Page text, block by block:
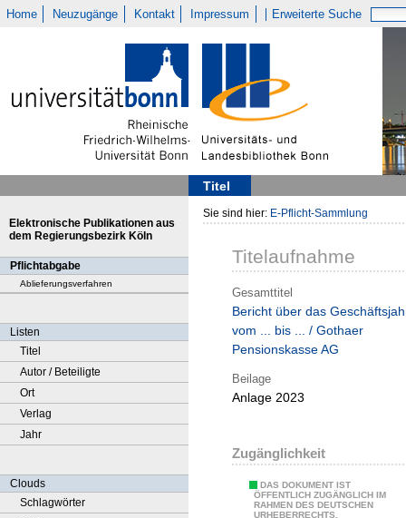
Home Neuzugänge Kontakt Impressum Erweiterte Suche
Titel
Elektronische Publikationen aus
dem Regierungsbezirk Köln
Pflichtabgabe
Ablieferungsverfahren
Listen
Titel
Autor / Beteiligte
Ort
Verlag
Jahr
Clouds
Schlagwörter
Sie sind hier: E-Pflicht-Sammlung
Titelaufnahme
Gesamttitel
Bericht über das
vom ... bis ... / Gothaer
Pensionskasse AG
Beilage
Anlage 2023
Zugänglichkeit
DAS DOKUMENT IST
ÖFFENTLICH ZUGÄNGLICH IM
RAHMEN DES DEUTSCHEN
URHEBERRECHTS.